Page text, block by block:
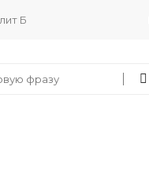
Б